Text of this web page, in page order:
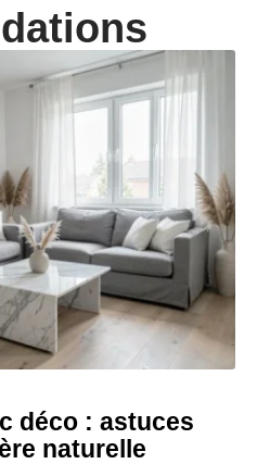
déco : astuces
naturelle